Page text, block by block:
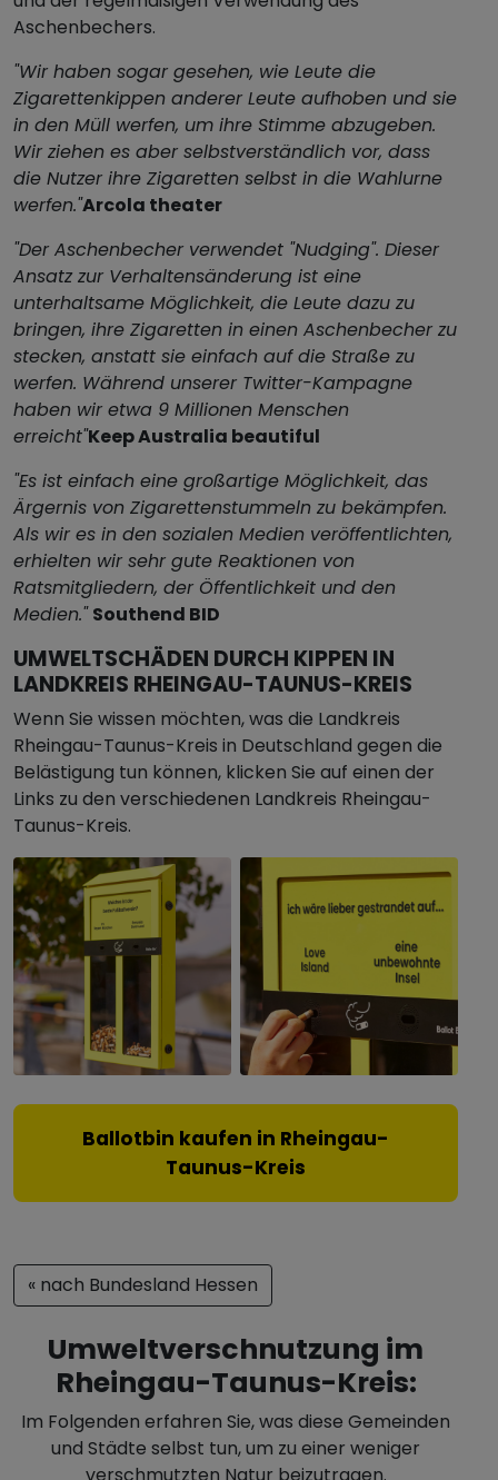
Aschenbechers.
"Wir haben sogar gesehen, wie Leute die
Zigarettenkippen anderer Leute aufhoben und sie
in den Müll werfen, um ihre Stimme abzugeben.
Wir ziehen es aber selbstverständlich vor, dass
die Nutzer ihre Zigaretten selbst in die Wahlurne
werfen."Arcola theater
"Der Aschenbecher verwendet "Nudging". Dieser
Ansatz zur Verhaltensänderung ist eine
unterhaltsame Möglichkeit, die Leute dazu zu
bringen, ihre Zigaretten in einen Aschenbecher zu
stecken, anstatt sie einfach auf die Straße zu
werfen. Während unserer Twitter-Kampagne
haben wir etwa 9 Millionen Menschen
erreicht"Keep Australia beautiful
"Es ist einfach eine großartige Möglichkeit, das
Ärgernis von Zigarettenstummeln zu bekämpfen.
Als wir es in den sozialen Medien veröffentlichten,
erhielten wir sehr gute Reaktionen von
Ratsmitgliedern, der Öffentlichkeit und den
Medien." Southend BID
UMWELTSCHÄDEN DURCH KIPPEN IN
LANDKREIS RHEINGAU-TAUNUS-KREIS
Wenn Sie wissen möchten, was die Landkreis
Rheingau-Taunus-Kreis in Deutschland gegen die
Belästigung tun können, klicken Sie auf einen der
Links zu den verschiedenen Landkreis Rheingau-
Taunus-Kreis.
Ballotbin kaufen in Rheingau-
Taunus-Kreis
« nach Bundesland Hessen
Umweltverschnutzung im
Rheingau-Taunus-Kreis:
Im Folgenden erfahren Sie, was diese Gemeinden
und Städte selbst tun, um zu einer weniger